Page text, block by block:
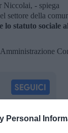
Personal
Niccolai, - spiega
settore della
statuto sociale